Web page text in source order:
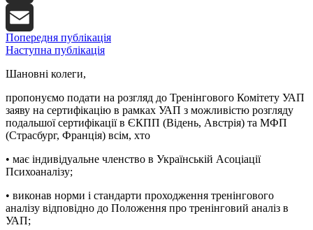
X
Email
Попередня публікація
Наступна публікація
Шановні колеги,
пропонуємо подати на розгляд до Тренінгового Комітету УАП
заяву на сертифікацію в рамках УАП з можливістю розгляду
подальшої сертифікації в ЄКПП (Відень, Австрія) та МФП
(Страсбург, Франція) всім, хто
• має індивідуальне членство в Українській Асоціації
Психоаналізу;
• виконав норми і стандарти проходження тренінгового
аналізу відповідно до Положення про тренінговий аналіз в
УАП;